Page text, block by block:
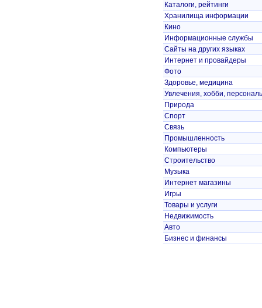
Каталоги, рейтинги
Хранилища информации
Кино
Информационные службы
Сайты на других языках
Интернет и провайдеры
Фото
Здоровье, медицина
Увлечения, хобби,
Природа
Спорт
Связь
Промышленность
Компьютеры
Строительство
Музыка
Интернет магазины
Игры
Товары и услуги
Недвижимость
Авто
Бизнес и финансы